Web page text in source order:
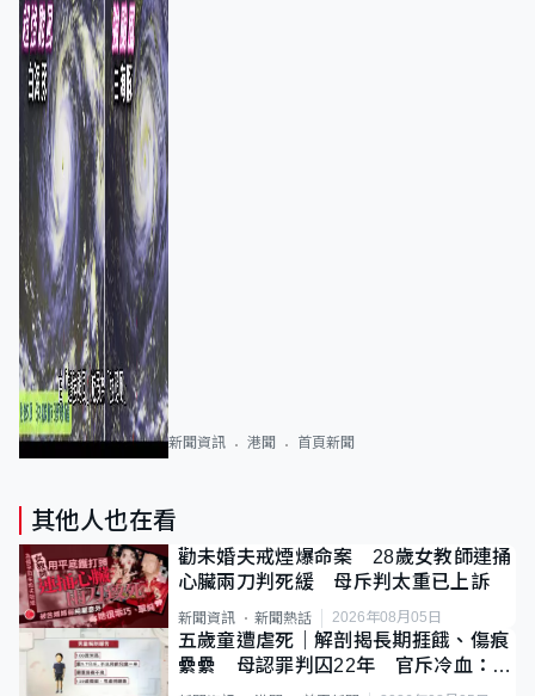
新聞資訊 港聞 首頁新聞
其他人也在看
勸未婚夫戒煙爆命案 28歲女教師連捅
心臟兩刀判死緩 母斥判太重已上訴
新聞資訊 新聞熱話 2026年08月05日
五歲童遭虐死｜解剖揭長期捱餓、傷痕
纍纍 母認罪判囚22年 官斥冷血：同
類案最惡劣